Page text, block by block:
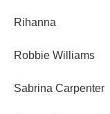
Rihanna
Robbie Williams
Sabrina Carpenter